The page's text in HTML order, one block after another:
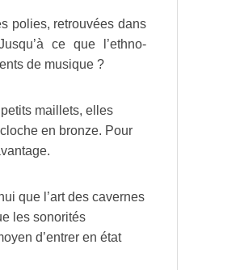
polies, retrouvées dans
ce que l’ethno-
de musique ?
maillets, elles
en bronze. Pour
que l’art des cavernes
les sonorités
d’entrer en état